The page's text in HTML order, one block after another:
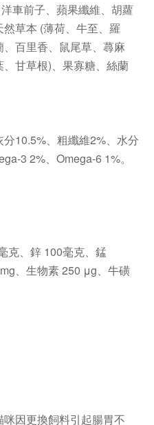
車前子、蘋果纖維、胡蘿
草本 (薄荷、牛至、羅
百里香、鼠尾草、蕁麻
甘草根)、果寡糖、絲蘭
10.5%、粗纖維2%、水分
3 2%、Omega-6 1%。
克、鋅 100毫克、錳
、生物素 250 μg、牛磺
因更換飼料引起腸胃不